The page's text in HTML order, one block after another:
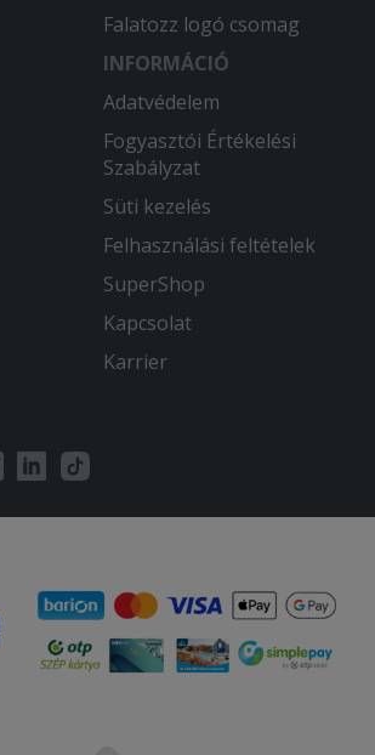
Falatozz logó csomag
INFORMÁCIÓ
Adatvédelem
Fogyasztói Értékelési
Szabályzat
Süti kezelés
Felhasználási feltételek
SuperShop
Kapcsolat
Karrier